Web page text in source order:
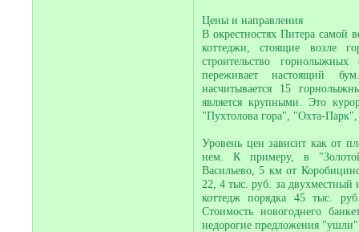
Цены и направления
В окрестностях Питера самой
коттеджи, стоящие возле
строительство
переживает настоящий
насчитывается 15
является крупными. Это
"Пухтолова гора", "Охта-
Уровень цен зависит как от
нем. К примеру, в
Васильево, 5 км от
22, 4 тыс. руб. за двухместный
коттедж порядка 45 тыс.
Стоимость новогоднего
недорогие предложения